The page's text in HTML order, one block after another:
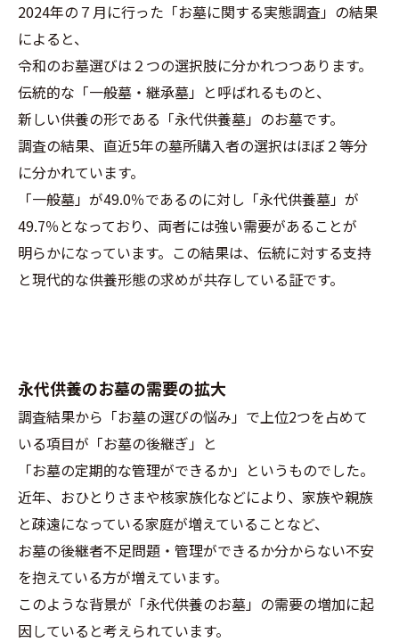
2024年の７月に行った「お墓に関する実態調査」の結果
によると、
令和のお墓選びは２つの選択肢に分かれつつあります。
伝統的な「一般墓・継承墓」と呼ばれるものと、
新しい供養の形である「永代供養墓」のお墓です。
調査の結果、直近5年の墓所購入者の選択はほぼ２等分
に分かれています。
「一般墓」が49.0％であるのに対し「永代供養墓」が
49.7％となっており、両者には強い需要があることが
明らかになっています。この結果は、伝統に対する支持
と現代的な供養形態の求めが共存している証です。
永代供養のお墓の需要の拡大
調査結果から「お墓の選びの悩み」で上位2つを占めて
いる項目が「お墓の後継ぎ」と
「お墓の定期的な管理ができるか」というものでした。
近年、おひとりさまや核家族化などにより、家族や親族
と疎遠になっている家庭が増えていることなど、
お墓の後継者不足問題・管理ができるか分からない不安
を抱えている方が増えています。
このような背景が「永代供養のお墓」の需要の増加に起
因していると考えられています。